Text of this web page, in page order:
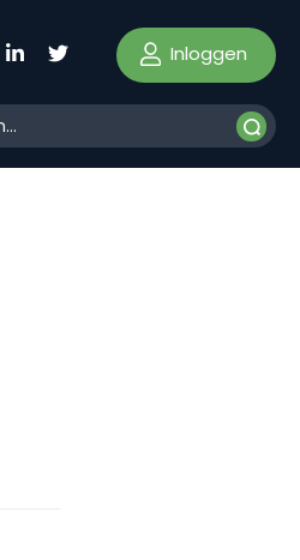
Inloggen